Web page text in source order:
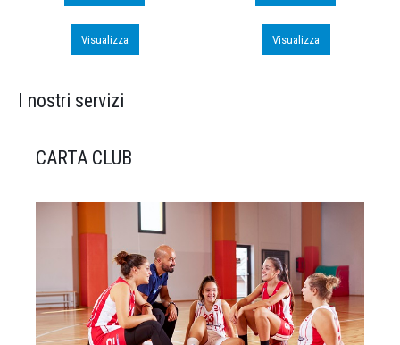
Visualizza Visualizza
I nostri servizi
CARTA CLUB